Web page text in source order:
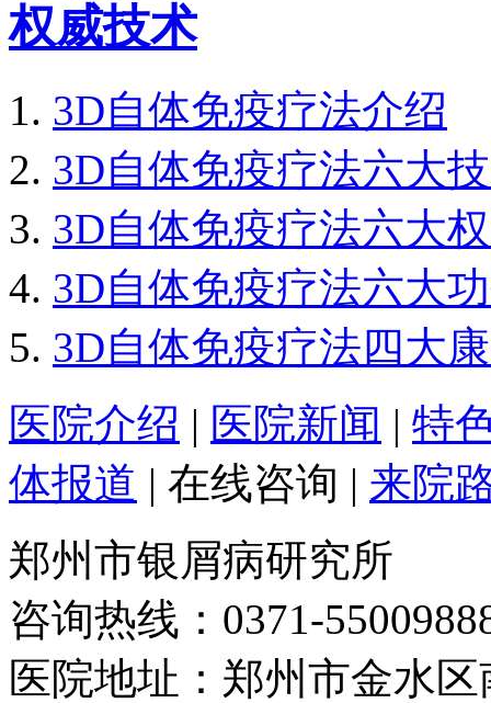
权威技术
3D自体免疫疗法介绍
3D自体免疫疗法六大
3D自体免疫疗法六大
3D自体免疫疗法六大
3D自体免疫疗法四大
医院介绍 | 医院新闻 | 特
体报道 | 在线咨询 | 来院
郑州市银屑病研究所
咨询热线：0371-
医院地址：郑州市金水